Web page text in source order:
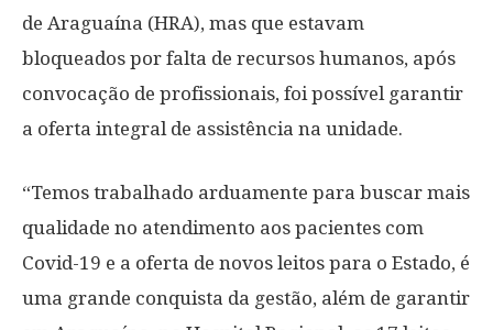
de Araguaína (HRA), mas que estavam
bloqueados por falta de recursos humanos, após
convocação de profissionais, foi possível garantir
a oferta integral de assistência na unidade.
“Temos trabalhado arduamente para buscar mais
qualidade no atendimento aos pacientes com
Covid-19 e a oferta de novos leitos para o Estado, é
uma grande conquista da gestão, além de garantir